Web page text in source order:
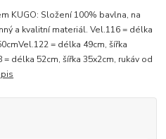
KUGO: Složení 100% bavlna, na
a kvalitní materiál. Vel.116 = délka
= délka 49cm, šířka
délka 52cm, šířka 35x2cm, rukáv od